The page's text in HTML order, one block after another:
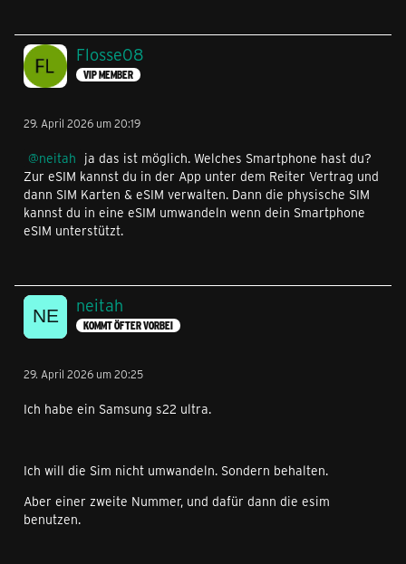
Flosse08
VIP MEMBER
29. April 2026 um 20:19
neitah ja das ist möglich. Welches Smartphone hast du?
Zur eSIM kannst du in der App unter dem Reiter Vertrag und
dann SIM Karten & eSIM verwalten. Dann die physische SIM
kannst du in eine eSIM umwandeln wenn dein Smartphone
eSIM unterstützt.
neitah
KOMMT ÖFTER VORBEI
29. April 2026 um 20:25
Ich habe ein Samsung s22 ultra.
Ich will die Sim nicht umwandeln. Sondern behalten.
Aber einer zweite Nummer, und dafür dann die esim
benutzen.